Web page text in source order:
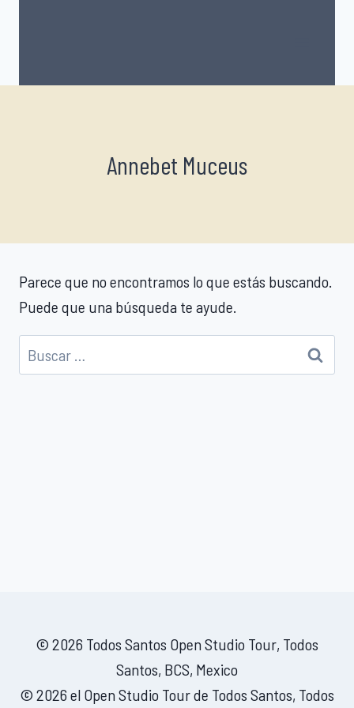
Annebet Muceus
Parece que no encontramos lo que estás buscando.
Puede que una búsqueda te ayude.
Buscar:
© 2026 Todos Santos Open Studio Tour, Todos
Santos, BCS, Mexico
© 2026 el Open Studio Tour de Todos Santos, Todos